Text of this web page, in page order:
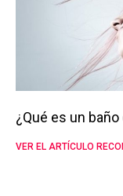
¿Qué es un
VER EL ARTÍCULO